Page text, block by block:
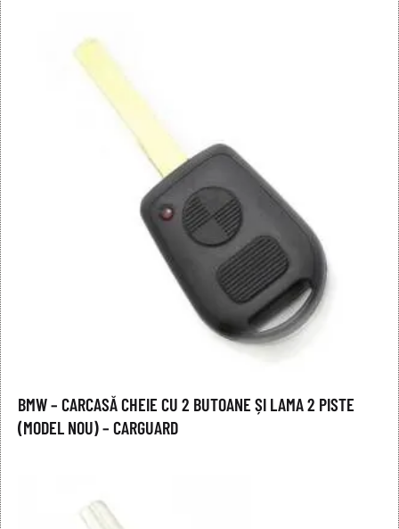
BMW – CARCASĂ CHEIE CU 2 BUTOANE ȘI LAMA 2 PISTE
(MODEL NOU) – CARGUARD